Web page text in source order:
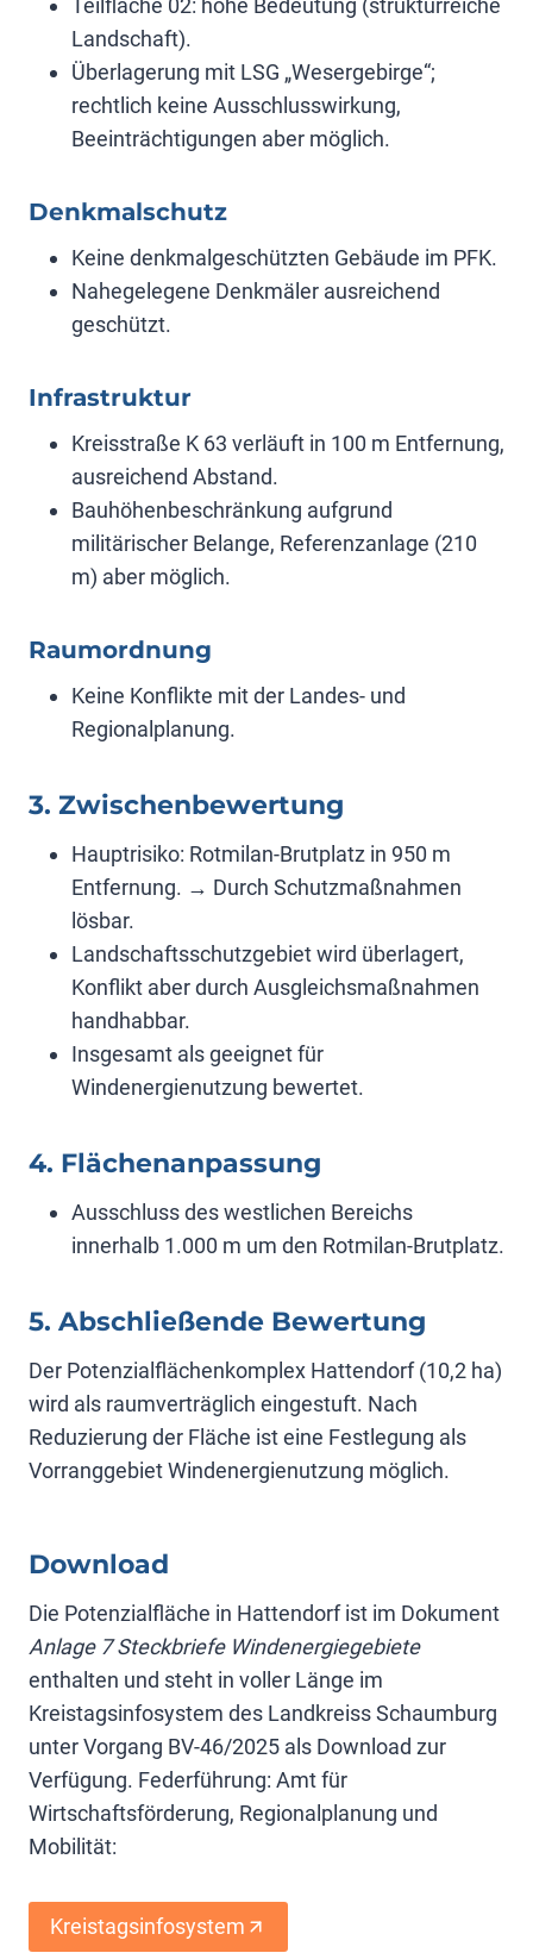
Teilfläche 02: hohe Bedeutung (strukturreiche
Landschaft).
Überlagerung mit LSG „Wesergebirge“;
rechtlich keine Ausschlusswirkung,
Beeinträchtigungen aber möglich.
Denkmalschutz
Keine denkmalgeschützten Gebäude im PFK.
Nahegelegene Denkmäler ausreichend
geschützt.
Infrastruktur
Kreisstraße K 63 verläuft in 100 m Entfernung,
ausreichend Abstand.
Bauhöhenbeschränkung aufgrund
militärischer Belange, Referenzanlage (210
m) aber möglich.
Raumordnung
Keine Konflikte mit der Landes- und
Regionalplanung.
3. Zwischenbewertung
Hauptrisiko: Rotmilan-Brutplatz in 950 m
Entfernung. → Durch Schutzmaßnahmen
lösbar.
Landschaftsschutzgebiet wird überlagert,
Konflikt aber durch Ausgleichsmaßnahmen
handhabbar.
Insgesamt als geeignet für
Windenergienutzung bewertet.
4. Flächenanpassung
Ausschluss des westlichen Bereichs
innerhalb 1.000 m um den Rotmilan-Brutplatz.
5. Abschließende Bewertung
Der Potenzialflächenkomplex Hattendorf (10,2 ha)
wird als raumverträglich eingestuft. Nach
Reduzierung der Fläche ist eine Festlegung als
Vorranggebiet Windenergienutzung möglich.
Download
Die Potenzialfläche in Hattendorf ist im Dokument
Anlage 7 Steckbriefe Windenergiegebiete
enthalten und steht in voller Länge im
Kreistagsinfosystem des Landkreiss Schaumburg
unter Vorgang BV-46/2025 als Download zur
Verfügung. Federführung: Amt für
Wirtschaftsförderung, Regionalplanung und
Mobilität:
Kreistagsinfosystem